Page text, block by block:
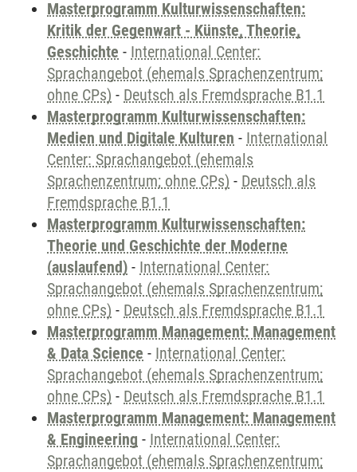
Masterprogramm Kulturwissenschaften:
Kritik der Gegenwart - Künste, Theorie,
Geschichte - International Center:
Sprachangebot (ehemals Sprachenzentrum;
ohne CPs) - Deutsch als Fremdsprache B1.1
Masterprogramm Kulturwissenschaften:
Medien und Digitale Kulturen - International
Center: Sprachangebot (ehemals
Sprachenzentrum; ohne CPs) - Deutsch als
Fremdsprache B1.1
Masterprogramm Kulturwissenschaften:
Theorie und Geschichte der Moderne
(auslaufend) - International Center:
Sprachangebot (ehemals Sprachenzentrum;
ohne CPs) - Deutsch als Fremdsprache B1.1
Masterprogramm Management: Management
& Data Science - International Center:
Sprachangebot (ehemals Sprachenzentrum;
ohne CPs) - Deutsch als Fremdsprache B1.1
Masterprogramm Management: Management
& Engineering - International Center:
Sprachangebot (ehemals Sprachenzentrum;